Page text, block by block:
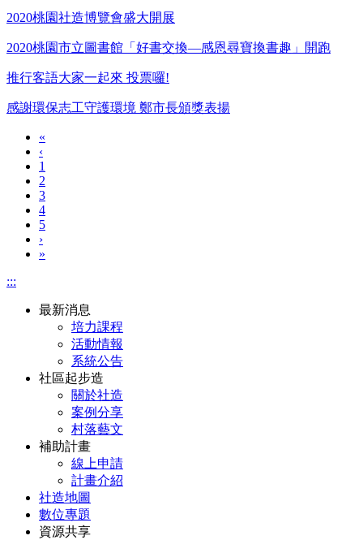
2020桃園社造博覽會盛大開展
2020桃園市立圖書館「好書交換―感恩尋寶換書趣」開跑
推行客語大家一起來 投票囉!
感謝環保志工守護環境 鄭市長頒獎表揚
«
‹
1
2
3
4
5
›
»
:::
最新消息
培力課程
活動情報
系統公告
社區起步造
關於社造
案例分享
村落藝文
補助計畫
線上申請
計畫介紹
社造地圖
數位專題
資源共享